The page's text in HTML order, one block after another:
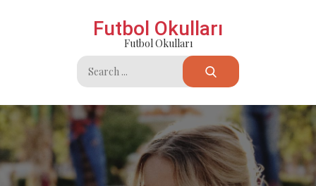
Futbol Okulları
Futbol Okulları
Search
for: